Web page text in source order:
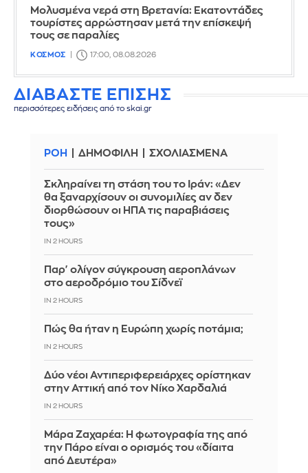
Μολυσμένα νερά στη Βρετανία: Εκατοντάδες
τουρίστες αρρώστησαν μετά την επίσκεψή
τους σε παραλίες
ΚΟΣΜΟΣ 17:00, 08.08.2026
ΔΙΑΒΑΣΤΕ ΕΠΙΣΗΣ
περισσότερες ειδήσεις από το skai.gr
ΡΟΗ ΔΗΜΟΦΙΛΗ ΣΧΟΛΙΑΣΜΕΝΑ
Σκληραίνει τη στάση του το Ιράν: «Δεν
θα ξαναρχίσουν οι συνομιλίες αν δεν
διορθώσουν οι ΗΠΑ τις παραβιάσεις
τους»
IN 2 HOURS
Παρ' ολίγον σύγκρουση αεροπλάνων
στο αεροδρόμιο του Σίδνεϊ
IN 2 HOURS
Πώς θα ήταν η Ευρώπη χωρίς ποτάμια;
IN 2 HOURS
Δύο νέοι Αντιπεριφερειάρχες ορίστηκαν
στην Αττική από τον Νίκο Χαρδαλιά
IN 2 HOURS
Μάρα Ζαχαρέα: Η φωτογραφία της από
την Πάρο είναι ο ορισμός του «δίαιτα
από Δευτέρα»